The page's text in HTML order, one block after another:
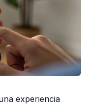
experiencia